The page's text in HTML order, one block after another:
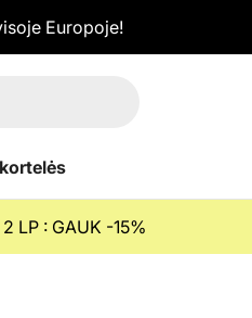
Europoje!
LP : GAUK -15%